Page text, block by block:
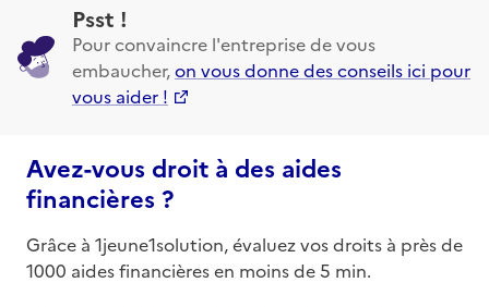
Psst !
Pour convaincre l'entreprise de vous
embaucher,on vous donne des conseils ici pour
vous aider !
Avez-vous droit à des aides
financières ?
Grâce à 1jeune1solution, évaluez vos droits à près de
1000 aides financières en moins de 5 min.